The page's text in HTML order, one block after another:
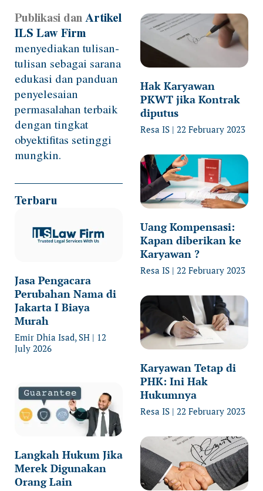
Publikasi danArtikel
ILS Law Firm
menyediakan tulisan-
tulisan sebagai sarana
edukasi dan panduan
penyelesaian
permasalahan terbaik
dengan tingkat
obyektifitas setinggi
mungkin.
Terbaru
Jasa Pengacara
Perubahan Nama di
Jakarta I Biaya
Murah
Emir Dhia Isad, SH
12
July 2026
Langkah Hukum Jika
Merek Digunakan
Orang Lain
Hak Karyawan
PKWT jika Kontrak
diputus
Resa IS 22 February 2023
Uang Kompensasi:
Kapan diberikan ke
Karyawan ?
Resa IS 22 February 2023
Karyawan Tetap di
PHK: Ini Hak
Hukumnya
Resa IS 22 February 2023
Page Page PagePage